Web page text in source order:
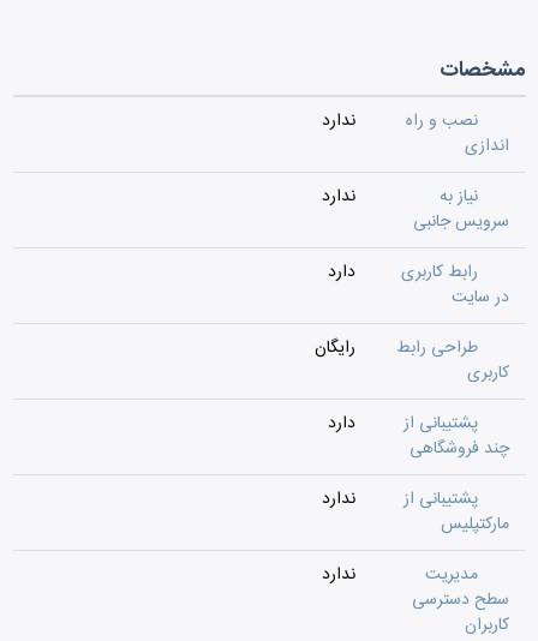
مشخصات
نصب و راه
اندازی
ندارد
نیاز به
سرویس جانبی
ندارد
رابط کاربری
در سایت
دارد
طراحی رابط
کاربری
رایگان
پشتیبانی از
چند فروشگاهی
دارد
پشتیبانی از
مارکتپلیس
ندارد
مدیریت
سطح دسترسی
کاربران
ندارد